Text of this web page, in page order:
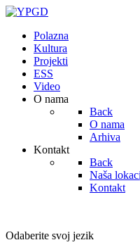
Polazna
Kultura
Projekti
ESS
Video
O nama
Back
O nama
Arhiva
Kontakt
Back
Naša
Kontakt
Odaberite svoj jezik